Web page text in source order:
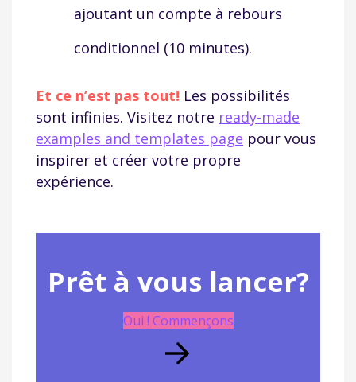
ajoutant un compte à rebours
conditionnel (10 minutes).
Et ce n’est pas tout! Les possibilités
sont infinies. Visitez notre ready-made
examples and templates page pour vous
inspirer et créer votre propre
expérience.
Prêt à vous lancer?
Oui ! Commençons